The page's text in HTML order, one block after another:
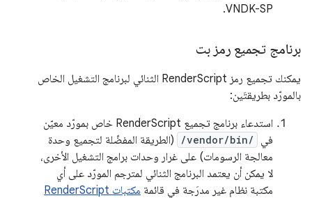
VNDK-SP.
برنامج تجميع رمز بت
يمكنك تجميع رمز RenderScript الثنائي لبرنامج التشغيل الخاص
بالمورّد بطريقتَين:
استدعاء برنامج تجميع RenderScript خاص بمورّد معيّن
في
/vendor/bin/
(الطريقة المفضّلة لتجميع وحدة
معالجة الرسومات) على غرار وحدات برامج التشغيل الأخرى،
لا يمكن أن يعتمد البرنامج الثنائي لمترجم المورّد على أي
مكتبة نظام غير مدرَجة في قائمة
مكتبات RenderScript